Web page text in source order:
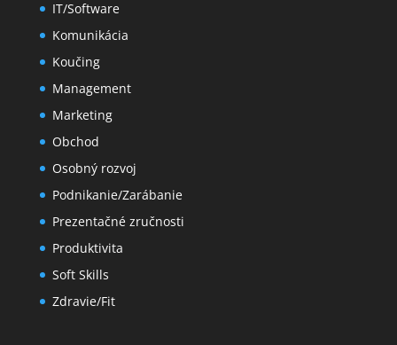
IT/Software
Komunikácia
Koučing
Management
Marketing
Obchod
Osobný rozvoj
Podnikanie/Zarábanie
Prezentačné zručnosti
Produktivita
Soft Skills
Zdravie/Fit